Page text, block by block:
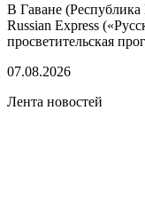
В Гаване
Russian Express
просветительская
07.08.2026
Лента новостей